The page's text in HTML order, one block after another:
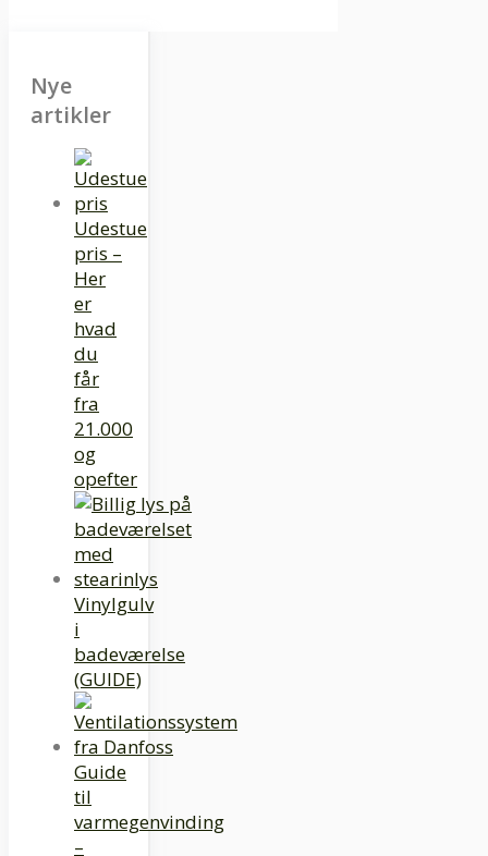
Nye
artikler
Udestue
pris –
Her
er
hvad
du
får
fra
21.000
og
opefter
Vinylgulv
i
badeværelse
(GUIDE)
Guide
til
varmegenvinding
–